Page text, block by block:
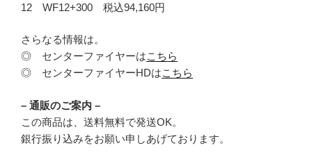
12 WF12+300 税込94,160円
さらなる情報は。
◎ センターファイヤーはこちら
◎ センターファイヤーHDはこちら
– 通販のご案内 –
この商品は、送料無料で発送OK。
銀行振り込みをお願い申しあげております。